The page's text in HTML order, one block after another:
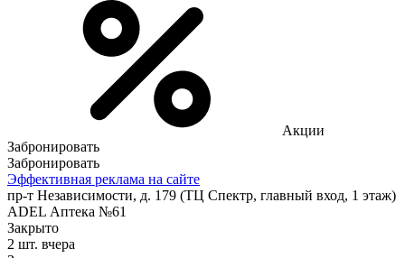
Акции
Забронировать
Забронировать
Эффективная реклама на сайте
пр-т Независимости, д. 179 (ТЦ Спектр, главный вход, 1 этаж)
ADEL Аптека №61
Закрыто
2 шт. вчера